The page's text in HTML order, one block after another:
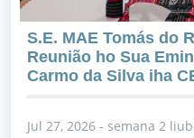
S.E. MAE Tomás do
Reunião ho Sua
Carmo da Silva iha
Jul 27, 2026 - semana 2